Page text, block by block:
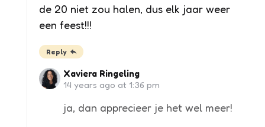
de 20 niet zou halen, dus elk jaar weer
een feest!!!
Reply
Xaviera Ringeling
14 years ago at 1:36 pm
ja, dan apprecieer je het wel meer!